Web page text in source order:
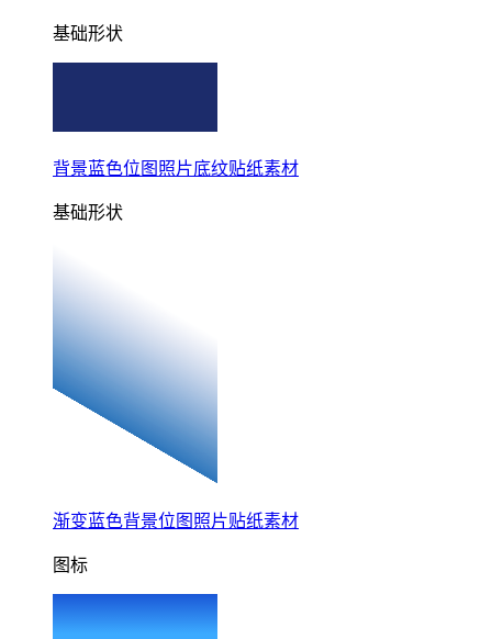
基础形状
背景蓝色位图照片底纹贴纸素材
基础形状
渐变蓝色背景位图照片贴纸素材
图标